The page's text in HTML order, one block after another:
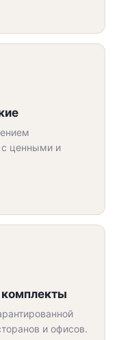
с ценными и
и офисов.